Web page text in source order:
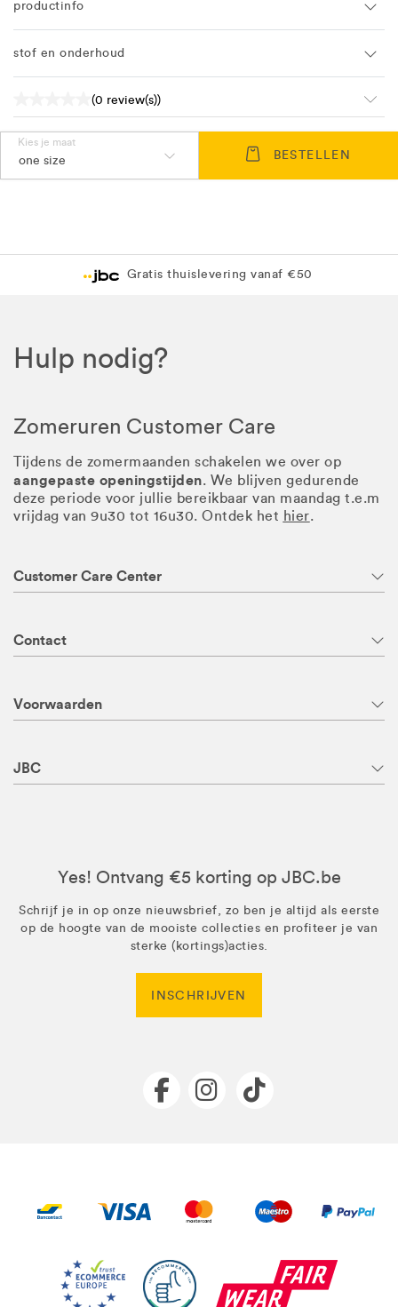
productinfo
stof en onderhoud
(0 review(s))
Kies je maat
one size BESTELLEN
Gratis thuislevering vanaf €50
Hulp nodig?
Zomeruren Customer Care
Tijdens de zomermaanden schakelen we over op
aangepaste openingstijden. We blijven gedurende
deze periode voor jullie bereikbaar van maandag t.e.m
vrijdag van 9u30 tot 16u30. Ontdek het hier.
Customer Care Center
Contact
Voorwaarden
JBC
Yes! Ontvang €5 korting op JBC.be
Schrijf je in op onze nieuwsbrief, zo ben je altijd als eerste
op de hoogte van de mooiste collecties en profiteer je van
sterke (kortings)acties.
INSCHRIJVEN